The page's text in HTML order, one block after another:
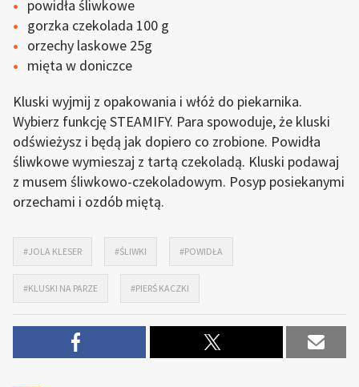
powidła śliwkowe
gorzka czekolada 100 g
orzechy laskowe 25g
mięta w doniczce
Kluski wyjmij z opakowania i włóż do piekarnika.
Wybierz funkcję STEAMIFY. Para spowoduje, że kluski
odświeżysz i będą jak dopiero co zrobione. Powidła
śliwkowe wymieszaj z tartą czekoladą. Kluski podawaj
z musem śliwkowo-czekoladowym. Posyp posiekanymi
orzechami i ozdób miętą.
#JOLA KLESER #ŚLIWKI #POWIDŁA
#KLUSKI NA PARZE #PIERŚ KACZKI